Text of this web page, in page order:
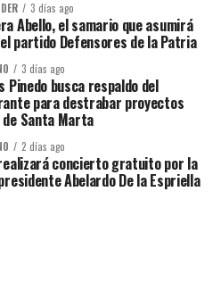
3 días ago
Abello, el samario que asumirá
partido Defensores de la Patria
3 días ago
Pinedo busca respaldo del
para destrabar proyectos
Santa Marta
2 días ago
concierto gratuito por la
Abelardo De la Espriella